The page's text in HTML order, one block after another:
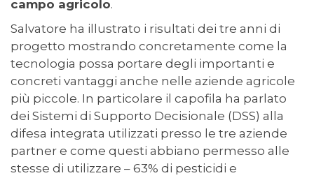
campo agricolo.
Salvatore ha illustrato i risultati dei tre anni di
progetto mostrando concretamente come la
tecnologia possa portare degli importanti e
concreti vantaggi anche nelle aziende agricole
più piccole. In particolare il capofila ha parlato
dei Sistemi di Supporto Decisionale (DSS) alla
difesa integrata utilizzati presso le tre aziende
partner e come questi abbiano permesso alle
stesse di utilizzare – 63% di pesticidi e